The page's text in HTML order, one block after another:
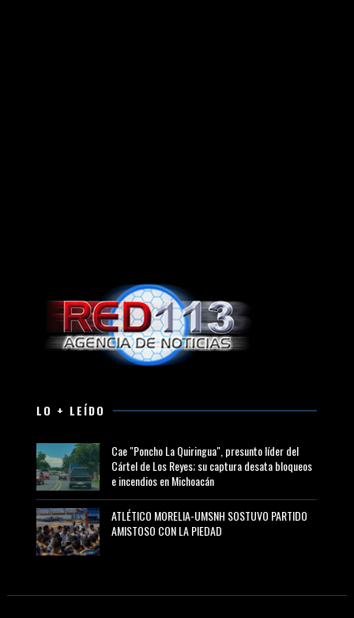
LO + LEÍDO
Cae "Poncho La Quiringua", presunto líder del
Cártel de Los Reyes; su captura desata bloqueos
e incendios en Michoacán
ATLÉTICO MORELIA-UMSNH SOSTUVO PARTIDO
AMISTOSO CON LA PIEDAD